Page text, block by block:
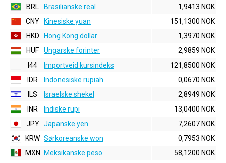
BRL
Brasilianske real
1,9413 NOK
CNY
Kinesiske yuan
151,1300 NOK
HKD
Hong Kong dollar
1,3970 NOK
HUF
Ungarske forinter
2,9859 NOK
I44
Importveid kursindeks
121,8500 NOK
IDR
Indonesiske rupiah
0,0670 NOK
ILS
Israelske shekel
2,8949 NOK
INR
Indiske rupi
13,0400 NOK
JPY Japanske yen
7,2607 NOK
KRW Sørkoreanske won
0,7953 NOK
MXN
Meksikanske peso
58,1200 NOK